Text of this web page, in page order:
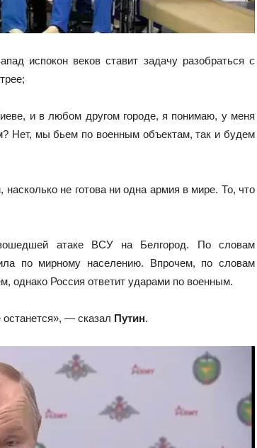
испокон веков ставит задачу разобраться с
и в любом другом городе, я понимаю, у меня
Нет, мы бьем по военным объектам, так и будем
не готова ни одна армия в мире. То, что
атаке ВСУ на Белгород. По словам
по мирному населению. Впрочем, по словам
однако Россия ответит ударами по военным.
— сказал Путин.